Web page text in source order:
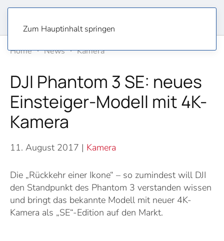
Zum Hauptinhalt springen
Home
News Kamera
DJI Phantom 3 SE: neues
Einsteiger-Modell mit 4K-
Kamera
11. August 2017 | Kamera
Die „Rückkehr einer Ikone“ – so zumindest will DJI
den Standpunkt des Phantom 3 verstanden wissen
und bringt das bekannte Modell mit neuer 4K-
Kamera als „SE“-Edition auf den Markt.